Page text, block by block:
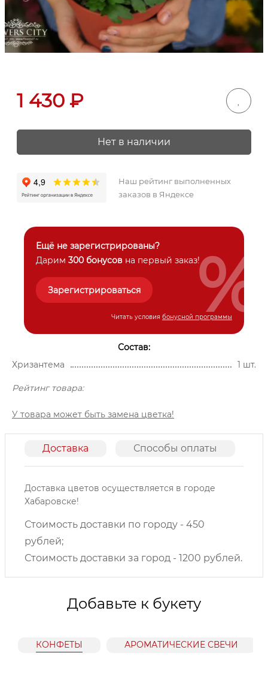
1 430 ₽
Нет в наличии
Наш рейтинг выполненных
заказов в Яндексе
Ещё не зарегистрированы?
Дарим 300 бонусов на первый заказ!
Зарегистрироваться
Читать условия бонусной программы
%
Состав:
Хризантема
1 шт.
Рейтинг товара:
У товара может быть замена цветка!
Доставка Способы оплаты
Доставка цветов осуществляется в городе
Хабаровске!
Стоимость доставки по городу - 450
рублей;
Стоимость доставки за город - 1200 рублей.
Добавьте к букету
КОНФЕТЫ АРОМАТИЧЕСКИЕ СВЕЧИ